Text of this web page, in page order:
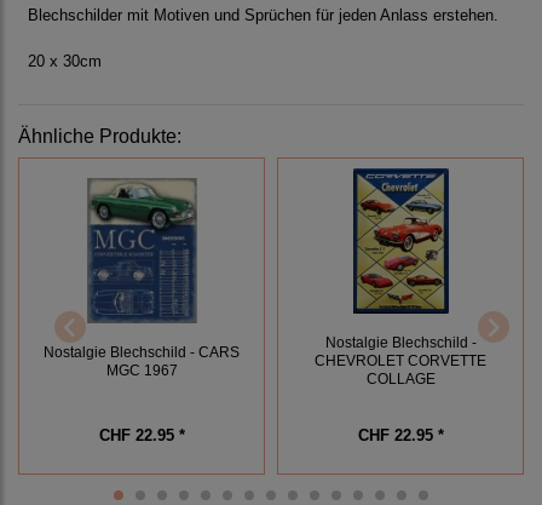
Blechschilder mit Motiven und Sprüchen für jeden Anlass erstehen.
20 x 30cm
Ähnliche Produkte:
Nostalgie Blechschild - CARS
MGC 1967
CHF 22.95 *
Nostalgie Blechschild -
CHEVROLET CORVETTE
COLLAGE
CHF 22.95 *